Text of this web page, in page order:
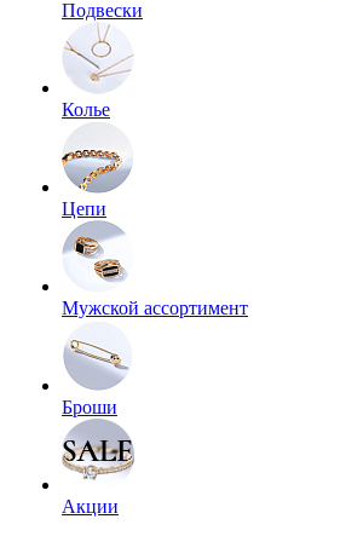
Подвески
Колье
Цепи
Мужской ассортимент
Броши
Акции